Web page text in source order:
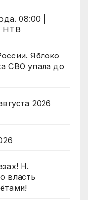
08:00 |
НТВ
Яблоко
СВО упала до
2026
Н.
власть